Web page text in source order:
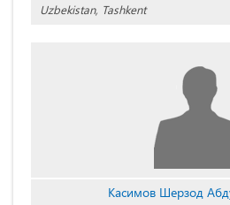
Uzbekistan, Tashkent
Касимов Шерзод